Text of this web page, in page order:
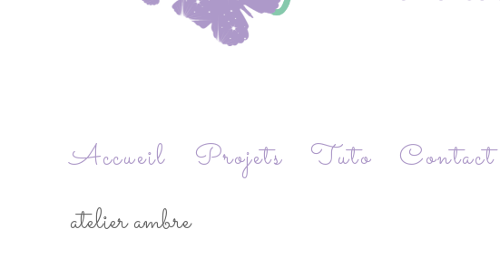
Accueil Projets Tuto Contact
atelier ambre